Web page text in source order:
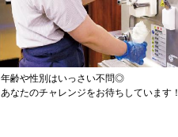
年齢や性別はいっさい不問◎
あなたのチャレンジをお待ちしています！